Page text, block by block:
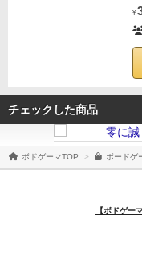
¥
チェックした商品
ボドゲーマTOP ボードゲ
【ボドゲー